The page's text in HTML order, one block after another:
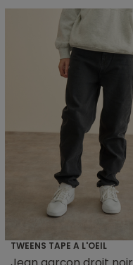
TWEENS TAPE A L'OEIL